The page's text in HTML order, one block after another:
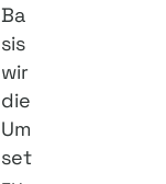
Ba
sis
wir
die
Um
set